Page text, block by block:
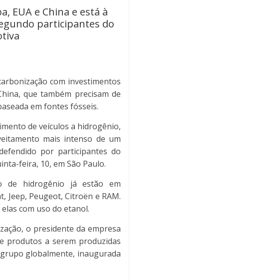
EUA e China e está à
participantes do
com investimentos
que também precisam de
em fontes fósseis.
de veículos a hidrogênio,
mais intenso de um
por participantes do
feira, 10, em São Paulo.
de hidrogênio já estão em
Jeep, Peugeot, Citroën e RAM.
com uso do etanol.
o presidente da empresa
produtos a serem produzidas
globalmente, inaugurada